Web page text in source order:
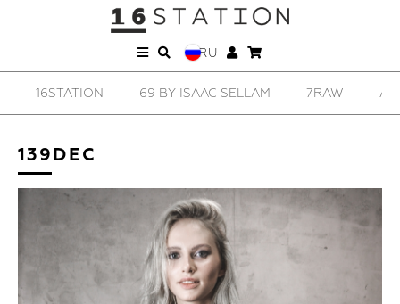
RU
16STATION 69 BY ISAAC SELLAM 7RAW
139DEC